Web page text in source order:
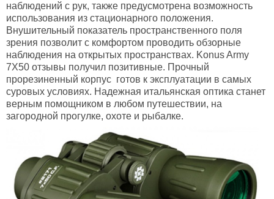
наблюдений с рук, также предусмотрена возможность
использования из стационарного положения.
Внушительный показатель пространственного поля
зрения позволит с комфортом проводить обзорные
наблюдения на открытых пространствах. Konus Army
7X50 отзывы получил позитивные. Прочный
прорезиненный корпус готов к эксплуатации в самых
суровых условиях. Надежная итальянская оптика станет
верным помощником в любом путешествии, на
загородной прогулке, охоте и рыбалке.